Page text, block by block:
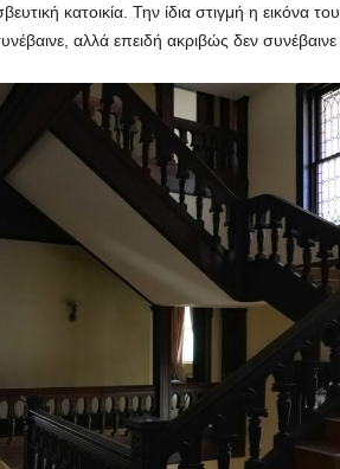
κατοικία. Την ίδια στιγμή η εικόνα
αλλά επειδή ακριβώς δεν συνέβαινε